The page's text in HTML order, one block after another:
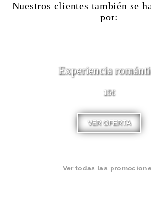
Nuestros clientes también se
por:
Experiencia
15€
VER OFERTA
Ver todas las